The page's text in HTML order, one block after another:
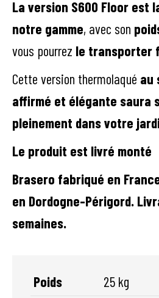
La version S600 Floor est
notre gamme, avec son
vous pourrez le transporter
Cette version thermolaqué au
affirmé et élégante saura
pleinement dans votre
Le produit est livré monté
Brasero fabriqué en
en Dordogne-Périgord.
semaines.
Poids
25 kg